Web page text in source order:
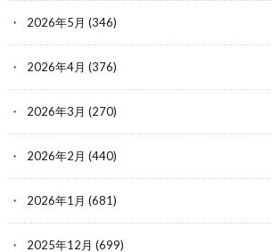
2026年5月 (346)
2026年4月 (376)
2026年3月 (270)
2026年2月 (440)
2026年1月 (681)
2025年12月 (699)